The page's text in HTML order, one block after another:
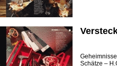
Schätze –